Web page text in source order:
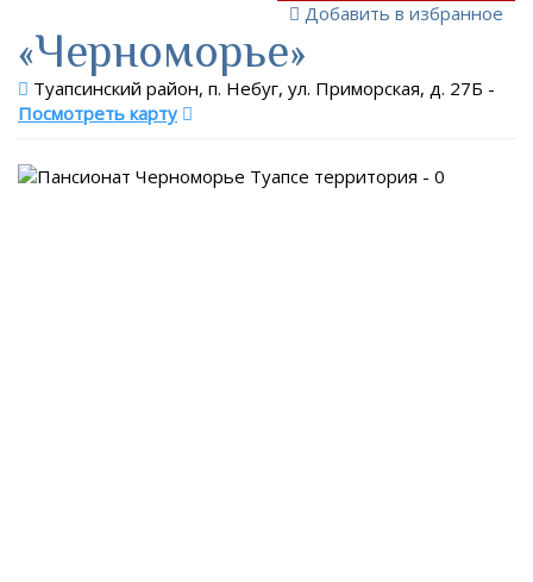
Добавить в избранное
«Черноморье»
Туапсинский район, п. Небуг, ул. Приморская, д. 27Б -
Посмотреть карту